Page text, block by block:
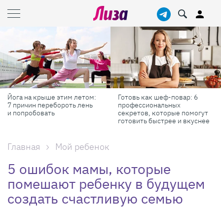
Йога на крыше этим летом:
7 причин перебороть лень
и попробовать
Готовь как шеф-повар: 6
профессиональных
секретов, которые помогут
готовить быстрее и вкуснее
Главная Мой ребенок
5 ошибок мамы, которые
помешают ребенку в будущем
создать счастливую семью